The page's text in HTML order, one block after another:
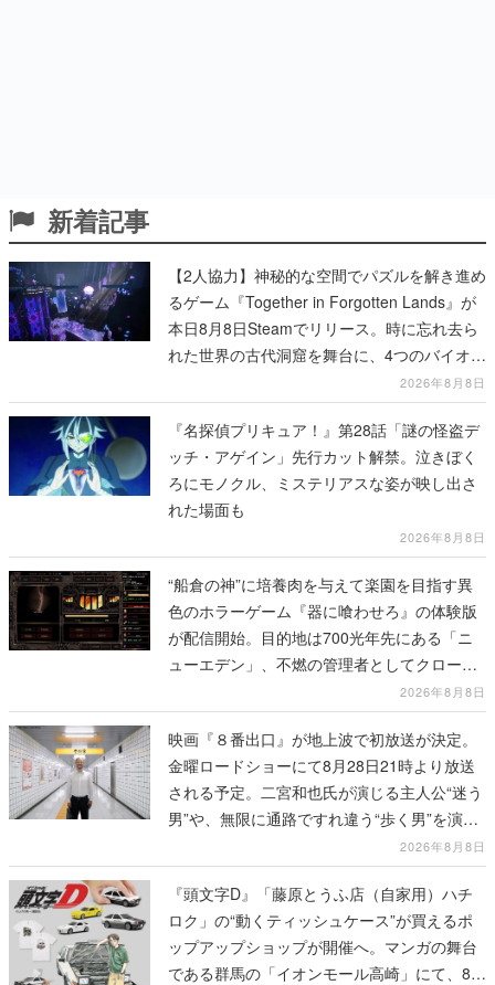
新着記事
【2人協力】神秘的な空間でパズルを解き進め
るゲーム『Together in Forgotten Lands』が
本日8月8日Steamでリリース。時に忘れ去ら
れた世界の古代洞窟を舞台に、4つのバイオー
2026年8月8日
『名探偵プリキュア！』第28話「謎の怪盗デ
ッチ・アゲイン」先行カット解禁。泣きぼく
ろにモノクル、ミステリアスな姿が映し出さ
れた場面も
2026年8月8日
“船倉の神”に培養肉を与えて楽園を目指す異
色のホラーゲーム『器に喰わせろ』の体験版
が配信開始。目的地は700光年先にある「ニ
ューエデン」、不燃の管理者としてクローン
人間を増やし、加工して神に捧げる2026年8月8日
映画『８番出口』が地上波で初放送が決定。
金曜ロードショーにて8月28日21時より放送
される予定。二宮和也氏が演じる主人公“迷う
男”や、無限に通路ですれ違う“歩く男”を演じ
2026年8月8日
『頭文字D』「藤原とうふ店（自家用）ハチ
ロク」の“動くティッシュケース”が買えるポ
ップアップショップが開催へ。マンガの舞台
である群馬の「イオンモール高崎」にて、8月